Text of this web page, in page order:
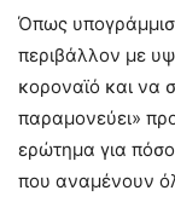
Όπως
περιβάλλον με
κοροναϊό και να
παραμονεύει»
ερώτημα για
που αναμένουν